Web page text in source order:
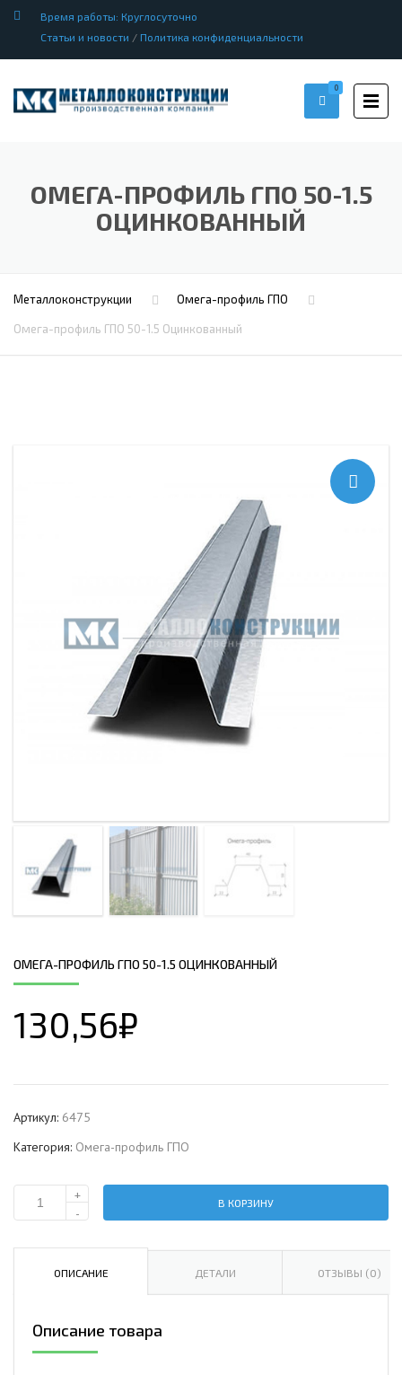
Время работы: Круглосуточно
Статьи и новости / Политика конфиденциальности
0
ОМЕГА-ПРОФИЛЬ ГПО 50-1.5
ОЦИНКОВАННЫЙ
Металлоконструкции Омега-профиль ГПО
Омега-профиль ГПО 50-1.5 Оцинкованный
ОМЕГА-ПРОФИЛЬ ГПО 50-1.5 ОЦИНКОВАННЫЙ
130,56₽
Артикул: 6475
Категория: Омега-профиль ГПО
Количество
профиль
Оцинкованный
+
-
В КОРЗИНУ
ОПИСАНИЕ ДЕТАЛИ ОТЗЫВЫ (0)
Описание товара